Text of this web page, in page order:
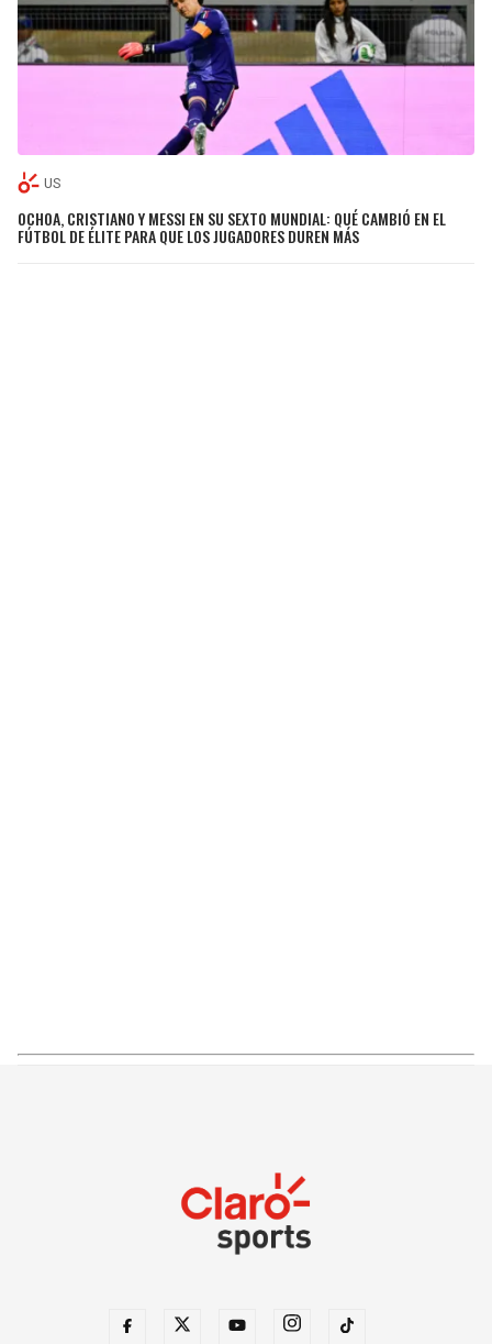
US
OCHOA, CRISTIANO Y MESSI EN SU SEXTO MUNDIAL: QUÉ CAMBIÓ EN EL
FÚTBOL DE ÉLITE PARA QUE LOS JUGADORES DUREN MÁS